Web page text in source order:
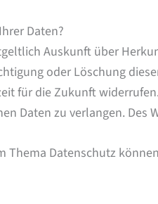
Daten?
Auskunft über
oder Löschung
für die Zukunft
Daten zu verlangen.
Thema Datenschutz